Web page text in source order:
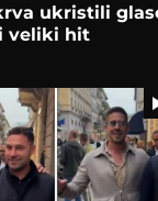
ukristili
veliki hit